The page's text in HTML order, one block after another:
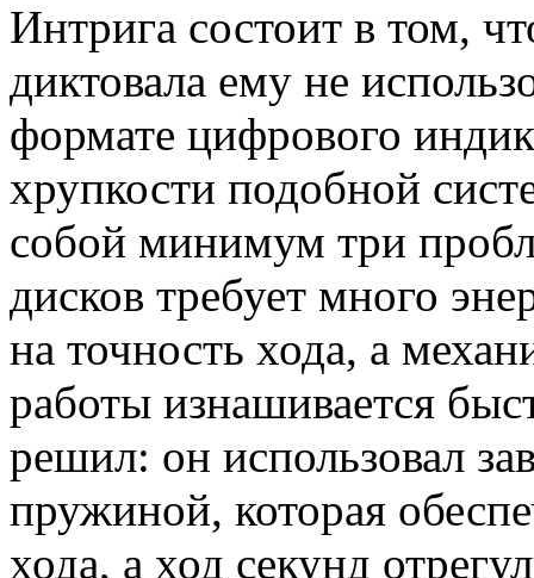
Интрига состоит в том,
диктовала ему не
формате цифрового
хрупкости подобной
собой минимум три
дисков требует много
на точность хода, а
работы изнашивается
решил: он использовал
пружиной, которая
хода, а ход секунд